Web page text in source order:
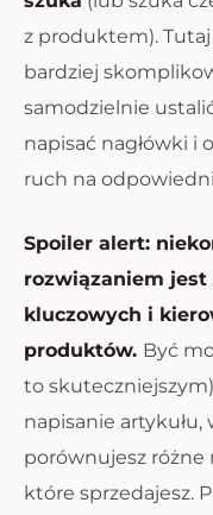
z produktem).
bardziej
samodzielnie
napisać nagłówki i
ruch na
Spoiler alert:
rozwiązaniem jest
kluczowych i
produktów. Być
to
napisanie artykułu,
porównujesz różne
które sprzedajesz.